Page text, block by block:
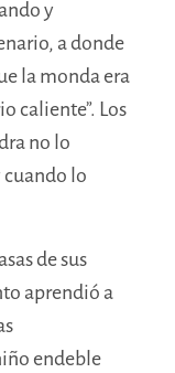
y
a donde
la monda era
caliente”. Los
no lo
lo
de sus
aprendió a
endeble